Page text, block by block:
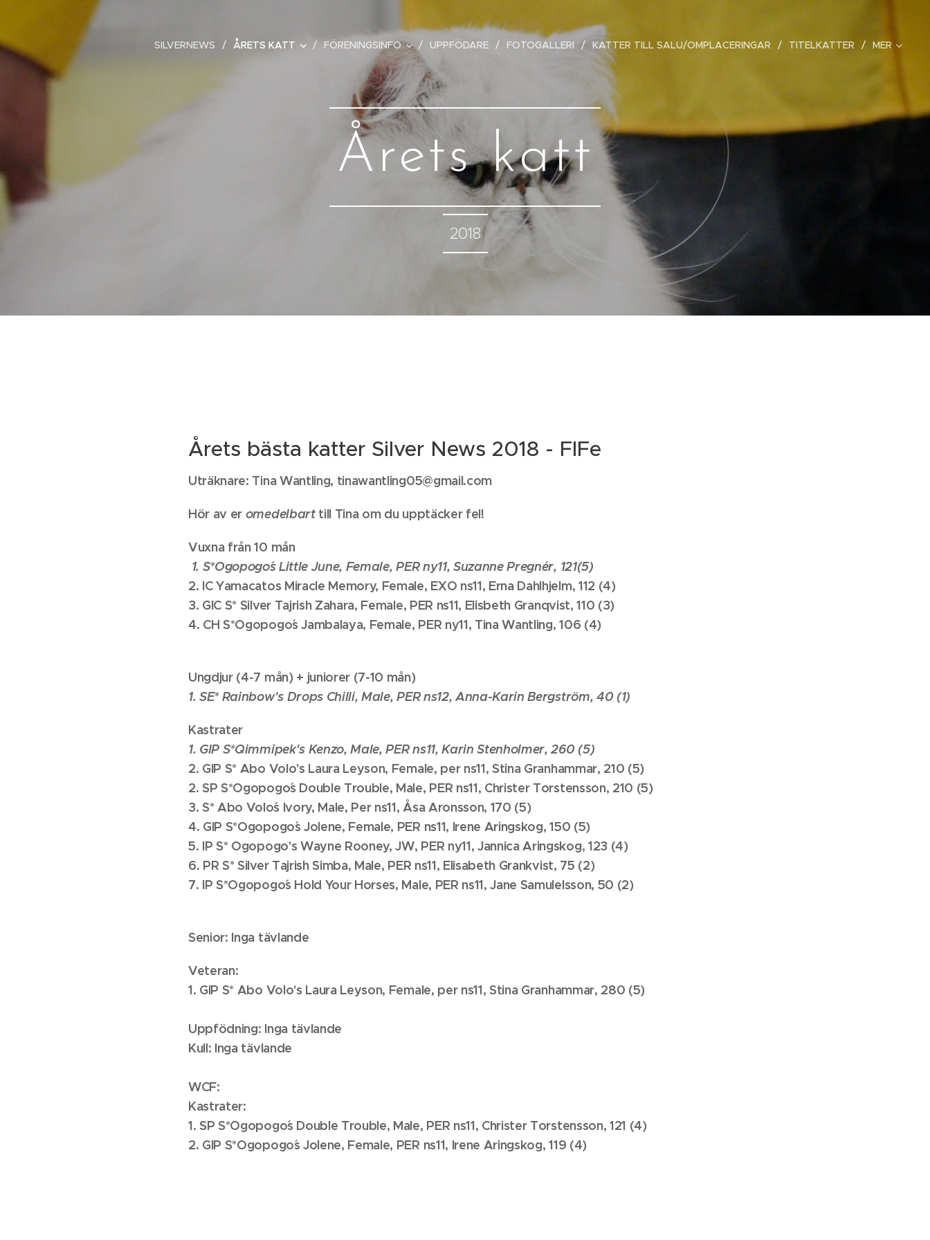
SILVERNEWS ÅRETS KATT FÖRENINGSINFO UPPFÖDARE FOTOGALLERI KATTER TILL SALU/OMPLACERINGAR TITELKATTER MER
Årets katt
2018
Årets bästa katter Silver News 2018 - FIFe
Uträknare: Tina Wantling, tinawantling05@gmail.com
Hör av er omedelbart till Tina om du upptäcker fel!
Vuxna från 10 mån
1. S*Ogopogo´s Little June, Female, PER ny11, Suzanne Pregnér, 121(5)
2. IC Yamacatos Miracle Memory, Female, EXO ns11, Erna Dahlhjelm, 112 (4)
3. GIC S* Silver Tajrish Zahara, Female, PER ns11, Elisbeth Granqvist, 110 (3)
4. CH S*Ogopogo´s Jambalaya, Female, PER ny11, Tina Wantling, 106 (4)
Ungdjur (4-7 mån) + juniorer (7-10 mån)
1. SE* Rainbow's Drops Chilli, Male, PER ns12, Anna-Karin Bergström, 40 (1)
Kastrater
1. GIP S*Qimmipek's Kenzo, Male, PER ns11, Karin Stenholmer, 260 (5)
2. GIP S* Abo Volo's Laura Leyson, Female, per ns11, Stina Granhammar, 210 (5)
2. SP S*Ogopogo´s Double Trouble, Male, PER ns11, Christer Torstensson, 210 (5)
3. S* Abo Volo´s Ivory, Male, Per ns11, Åsa Aronsson, 170 (5)
4. GIP S*Ogopogo´s Jolene, Female, PER ns11, Irene Aringskog, 150 (5)
5. IP S* Ogopogo's Wayne Rooney, JW, PER ny11, Jannica Aringskog, 123 (4)
6. PR S* Silver Tajrish Simba, Male, PER ns11, Elisabeth Grankvist, 75 (2)
7. IP S*Ogopogo´s Hold Your Horses, Male, PER ns11, Jane Samulelsson, 50 (2)
Senior: Inga tävlande
Veteran:
1. GIP S* Abo Volo's Laura Leyson, Female, per ns11, Stina Granhammar, 280 (5)
Uppfödning: Inga tävlande
Kull: Inga tävlande
WCF:
Kastrater:
1. SP S*Ogopogo´s Double Trouble, Male, PER ns11, Christer Torstensson, 121 (4)
2. GIP S*Ogopogo´s Jolene, Female, PER ns11, Irene Aringskog, 119 (4)